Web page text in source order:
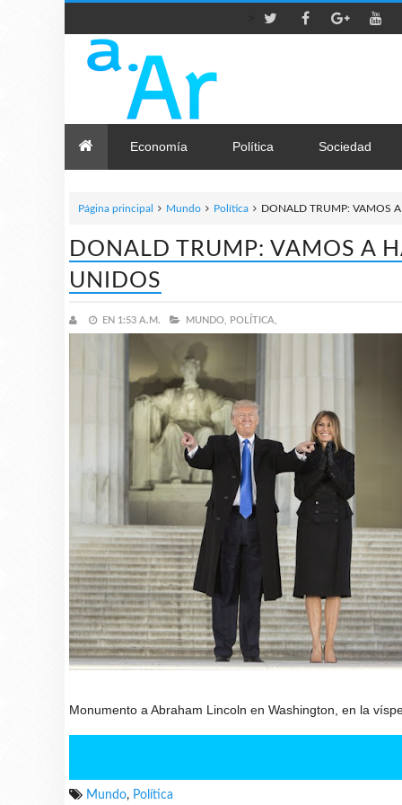
Economía Política Sociedad
Página principal Mundo Política DONALD TRUMP: VAMOS
DONALD TRUMP: VAMOS A
UNIDOS
EN 1:53 A.M. MUNDO, POLÍTICA,
Monumento a Abraham Lincoln en Washington, en la
Mundo, Política